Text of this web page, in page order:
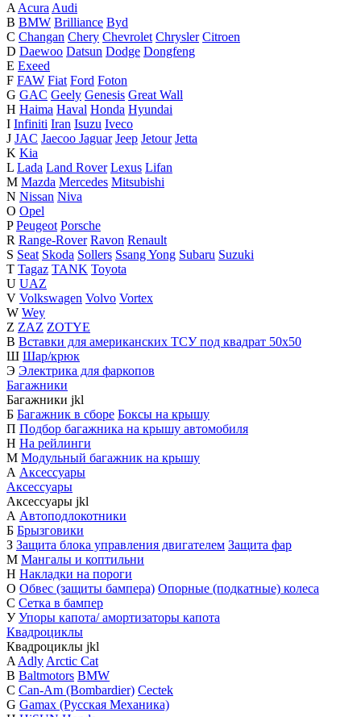
A Acura Audi
B BMW Brilliance Byd
C Changan Chery Chevrolet Chrysler Citroen
D Daewoo Datsun Dodge Dongfeng
E Exeed
F FAW Fiat Ford Foton
G GAC Geely Genesis Great Wall
H Haima Haval Honda Hyundai
I Infiniti Iran Isuzu Iveco
J JAC Jaecoo Jaguar Jeep Jetour Jetta
K Kia
L Lada Land Rover Lexus Lifan
M Mazda Mercedes Mitsubishi
N Nissan Niva
O Opel
P Peugeot Porsche
R Range-Rover Ravon Renault
S Seat Skoda Sollers Ssang Yong Subaru Suzuki
T Tagaz TANK Toyota
U UAZ
V Volkswagen Volvo Vortex
W Wey
Z ZAZ ZOTYE
В Вставки для американских ТСУ под квадрат 50х50
Ш Шар/крюк
Э Электрика для фаркопов
Багажники
Багажники jkl
Б Багажник в сборе Боксы на крышу
П Подбор багажника на крышу автомобиля
Н На рейлинги
М Модульный багажник на крышу
А Аксессуары
Аксессуары
Аксессуары jkl
А Автоподлокотники
Б Брызговики
З Защита блока управления двигателем Защита фар
М Мангалы и коптильни
Н Накладки на пороги
О Обвес (защиты бампера) Опорные (подкатные) колеса
С Сетка в бампер
У Упоры капота/ амортизаторы капота
Квадроциклы
Квадроциклы jkl
A Adly Arctic Cat
B Baltmotors BMW
C Can-Am (Bombardier) Cectek
G Gamax (Русская Механика)